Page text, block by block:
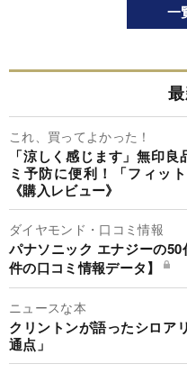
一
これ、買ってよかった！
「涼しく感じます」無印
ミ予防に便利！「フィッ
《購入レビュー》
ダイヤモンド・口コミ情報
パナソニック エナジーの
件の口コミ情報データ】
ニュースな本
クリントンが語ったシロア
通点」